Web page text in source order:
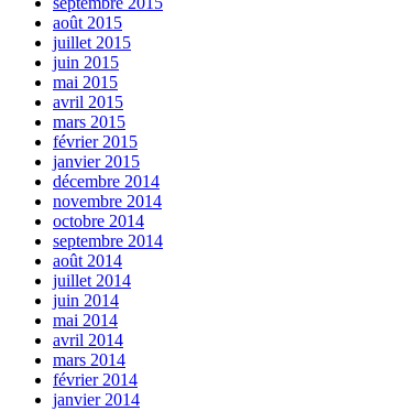
août 2015
juillet 2015
juin 2015
mai 2015
avril 2015
mars 2015
février 2015
janvier 2015
décembre 2014
novembre 2014
octobre 2014
septembre 2014
août 2014
juillet 2014
juin 2014
mai 2014
avril 2014
mars 2014
février 2014
janvier 2014